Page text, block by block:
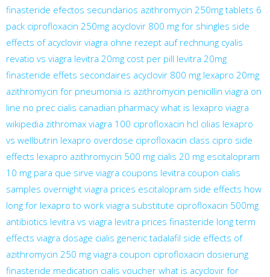
finasteride efectos secundarios azithromycin 250mg tablets 6
pack ciprofloxacin 250mg acyclovir 800 mg for shingles side
effects of acyclovir viagra ohne rezept auf rechnung cyalis
revatio vs viagra levitra 20mg cost per pill levitra 20mg
finasteride effets secondaires acyclovir 800 mg lexapro 20mg
azithromycin for pneumonia is azithromycin penicillin viagra on
line no prec cialis canadian pharmacy what is lexapro viagra
wikipedia zithromax viagra 100 ciprofloxacin hcl cilias lexapro
vs wellbutrin lexapro overdose ciprofloxacin class cipro side
effects lexapro azithromycin 500 mg cialis 20 mg escitalopram
10 mg para que sirve viagra coupons levitra coupon cialis
samples overnight viagra prices escitalopram side effects how
long for lexapro to work viagra substitute ciprofloxacin 500mg
antibiotics levitra vs viagra levitra prices finasteride long term
effects viagra dosage cialis generic tadalafil side effects of
azithromycin 250 mg viagra coupon ciprofloxacin dosierung
finasteride medication cialis voucher what is acyclovir for